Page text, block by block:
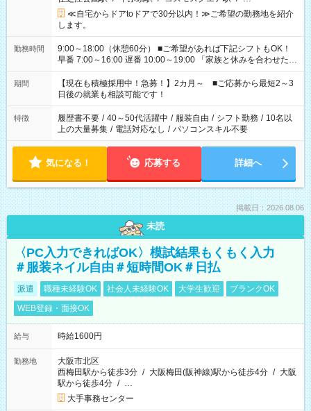
≪自宅からドアtoドアで30分以内！≫ご希望の勤務地を紹介
します。
勤務時間
9:00～18:00（休憩60分） ■ご希望があれば下記シフトもOK！
早番 7:00～16:00 遅番 10:00～19:00 「家族と休みを合わせた
い」 「余裕を持って夕飯の準備がしたい」 「できれば残業はし
たくない」 など、ご希望を教えてくださいね。 ※Wワーク希望
の方へ 今ご覧のお仕事で希望する勤務時間と、もう1つのお仕事
の勤務時間。 合計で週40時間を超える場合は応募できません。
期間
【現在も積極採用中！急募！】2カ月～ ■ご応募から最短2～3
日後の就業も相談可能です！
特徴 履歴書不要 / 40～50代活躍中 / 服装自由 / シフト勤務 / 10名以
上の大量募集 / 電話対応なし / パソコンスキル不要
気になる！ 応募する 詳細へ
掲載日：2026.08.06
未読
〈PC入力できればOK〉模試結果もくもく入力
＃服装ネイル自由＃短時間OK＃日払
派遣 職種未経験OK 社会人未経験OK 大学生歓迎
ブランクOK
WEB登録・面接OK
給与 時給1600円
勤務地
大阪市北区
西梅田駅から徒歩3分 / 大阪梅田(阪神線)駅から徒歩4分 / 大阪
駅から徒歩4分 / …
大手事務センター